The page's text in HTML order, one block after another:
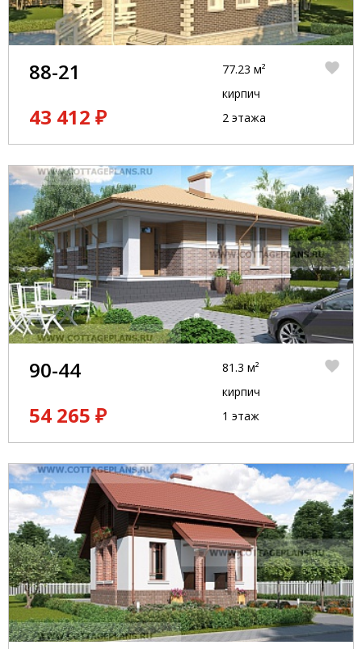
88-21
43 412 ₽
77.23 м²
кирпич
2 этажа
90-44
54 265 ₽
81.3 м²
кирпич
1 этаж